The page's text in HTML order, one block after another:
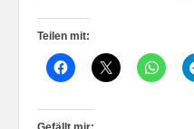
Teilen mit: